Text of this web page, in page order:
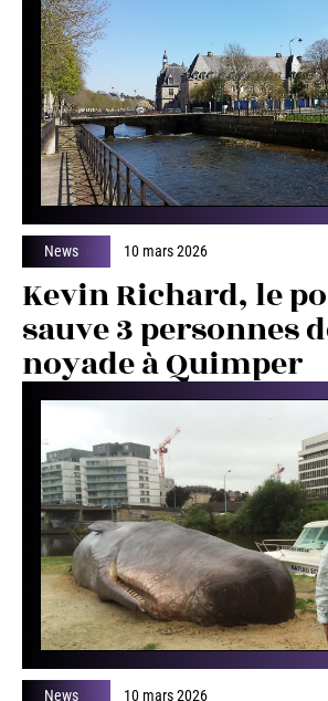
News 10 mars 2026
Kevin Richard, le
sauve 3 personnes
noyade à Quimper
News 10 mars 2026